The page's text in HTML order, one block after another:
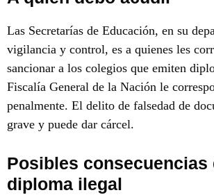
Las Secretarías de Educación, en su
vigilancia y control, es a quienes les
sancionar a los colegios que emiten
Fiscalía General de la Nación le
penalmente. El delito de falsedad de
grave y puede dar cárcel.
Posibles consecuencias
diploma ilegal